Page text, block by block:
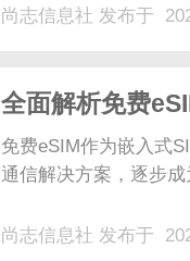
这些设备的重要性及
尚志信息社 发布于
全面解析免费
免费eSIM作为嵌入式
通信解决方案，逐步
尚志信息社 发布于